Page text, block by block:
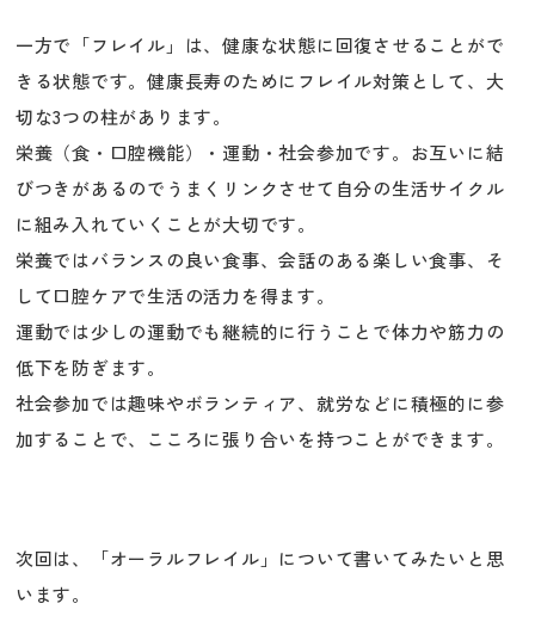
一方で「フレイル」は、健康な状態に回復させることがで
きる状態です。健康長寿のためにフレイル対策として、大
切な3つの柱があります。
栄養（食・口腔機能）・運動・社会参加です。お互いに結
びつきがあるのでうまくリンクさせて自分の生活サイクル
に組み入れていくことが大切です。
栄養ではバランスの良い食事、会話のある楽しい食事、そ
して口腔ケアで生活の活力を得ます。
運動では少しの運動でも継続的に行うことで体力や筋力の
低下を防ぎます。
社会参加では趣味やボランティア、就労などに積極的に参
加することで、こころに張り合いを持つことができます。
次回は、「オーラルフレイル」について書いてみたいと思
います。